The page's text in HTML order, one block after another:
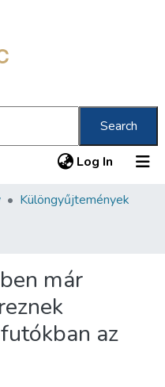
Search
Log In (current)
Különgyűjtemények
már
az